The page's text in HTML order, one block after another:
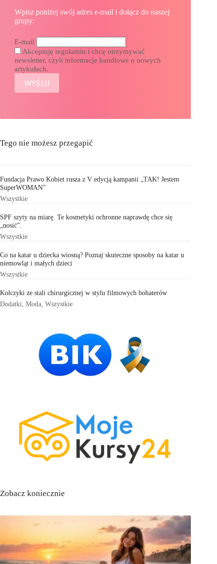
Wpisz poniżej swój adres e-mail i dołącz do naszej
grupy:
E-mail
Akceptuję regulamin i chcę otrzymywać
newsletter, czyli informacje handlowe o nowych
artykułach.
Tego nie możesz przegapić
Fundacja Prawo Kobiet rusza z V edycją kampanii „TAK! Jestem
SuperWOMAN”
Wszystkie
SPF szyty na miarę. Te kosmetyki ochronne naprawdę chce się
„nosić”.
Wszystkie
Co na katar u dziecka wiosną? Poznaj skuteczne sposoby na katar u
niemowląt i małych dzieci
Wszystkie
Kolczyki ze stali chirurgicznej w stylu filmowych bohaterów
Dodatki Moda Wszystkie
Zobacz koniecznie